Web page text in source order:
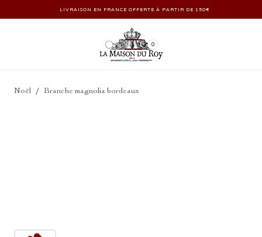
LIVRAISON EN FRANCE OFFERTE À PARTIR DE 150€
0
Noël / Branche magnolia bordeaux